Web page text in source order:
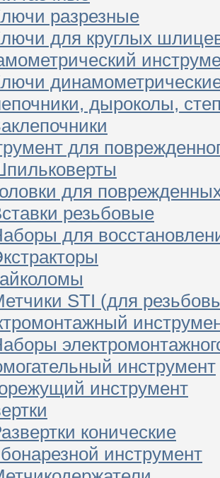
разрезные
для круглых
дыроколы,
для
для
резьбовые
для
STI (для
инструмент
инструмент
конические
инструмент